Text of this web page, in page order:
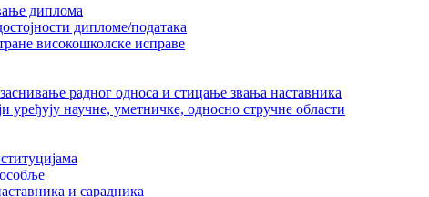
диплома
дипломе/података
високошколске исправе
радног односа и стицање звања наставника
уређују научне, уметничке, односно стручне области
и сарадника